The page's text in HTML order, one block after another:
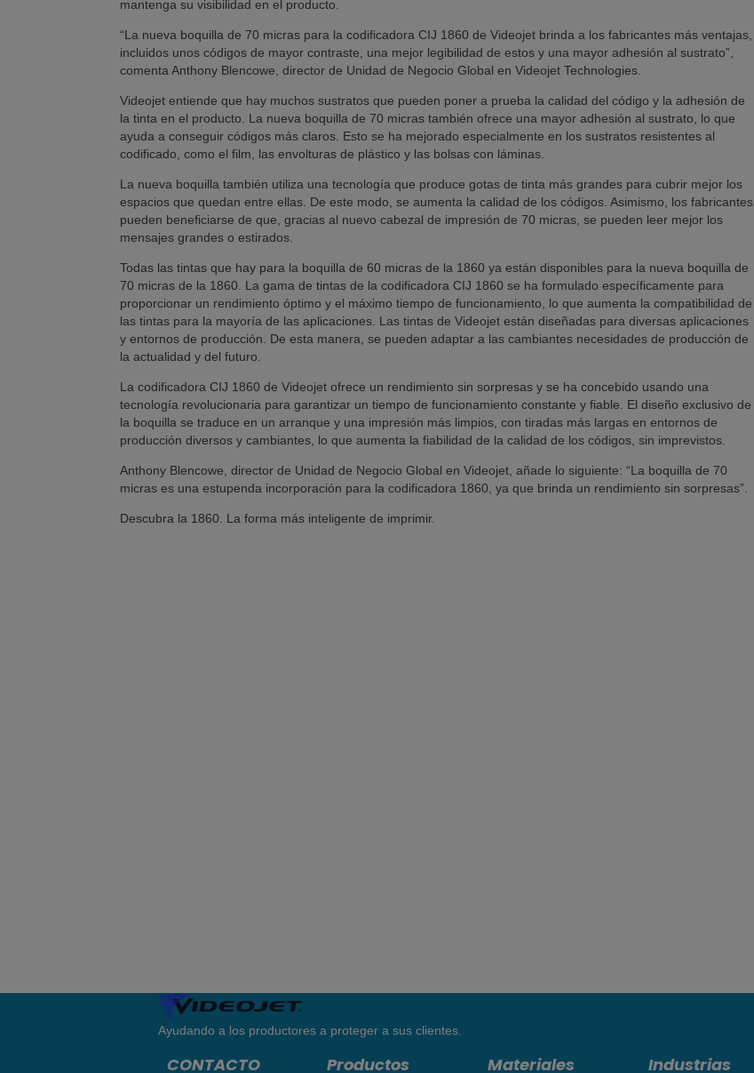
mantenga su visibilidad en el producto.
“La nueva boquilla de 70 micras para la codificadora CIJ 1860 de Videojet brinda a los fabricantes más ventajas,
incluidos unos códigos de mayor contraste, una mejor legibilidad de estos y una mayor adhesión al sustrato”,
comenta Anthony Blencowe, director de Unidad de Negocio Global en Videojet Technologies.
Videojet entiende que hay muchos sustratos que pueden poner a prueba la calidad del código y la adhesión de
la tinta en el producto. La nueva boquilla de 70 micras también ofrece una mayor adhesión al sustrato, lo que
ayuda a conseguir códigos más claros. Esto se ha mejorado especialmente en los sustratos resistentes al
codificado, como el film, las envolturas de plástico y las bolsas con láminas.
La nueva boquilla también utiliza una tecnología que produce gotas de tinta más grandes para cubrir mejor los
espacios que quedan entre ellas. De este modo, se aumenta la calidad de los códigos. Asimismo, los fabricantes
pueden beneficiarse de que, gracias al nuevo cabezal de impresión de 70 micras, se pueden leer mejor los
mensajes grandes o estirados.
Todas las tintas que hay para la boquilla de 60 micras de la 1860 ya están disponibles para la nueva boquilla de
70 micras de la 1860. La gama de tintas de la codificadora CIJ 1860 se ha formulado específicamente para
proporcionar un rendimiento óptimo y el máximo tiempo de funcionamiento, lo que aumenta la compatibilidad de
las tintas para la mayoría de las aplicaciones. Las tintas de Videojet están diseñadas para diversas aplicaciones
y entornos de producción. De esta manera, se pueden adaptar a las cambiantes necesidades de producción de
la actualidad y del futuro.
La codificadora CIJ 1860 de Videojet ofrece un rendimiento sin sorpresas y se ha concebido usando una
tecnología revolucionaria para garantizar un tiempo de funcionamiento constante y fiable. El diseño exclusivo de
la boquilla se traduce en un arranque y una impresión más limpios, con tiradas más largas en entornos de
producción diversos y cambiantes, lo que aumenta la fiabilidad de la calidad de los códigos, sin imprevistos.
Anthony Blencowe, director de Unidad de Negocio Global en Videojet, añade lo siguiente: “La boquilla de 70
micras es una estupenda incorporación para la codificadora 1860, ya que brinda un rendimiento sin sorpresas”.
Descubra la 1860. La forma más inteligente de imprimir.
Ayudando a los productores a proteger a sus clientes.
CONTACTO Productos Materiales Industrias